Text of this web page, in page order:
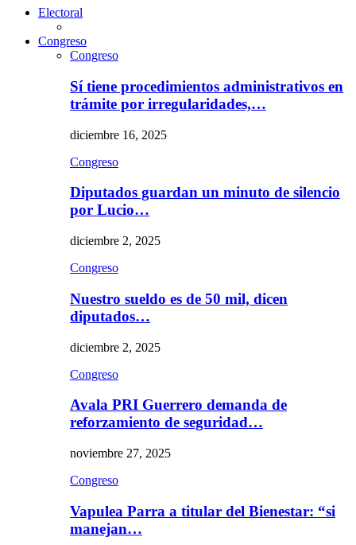
Electoral
Congreso
Congreso
Sí tiene procedimientos administrativos en
trámite por irregularidades,…
diciembre 16, 2025
Congreso
Diputados guardan un minuto de silencio
por Lucio…
diciembre 2, 2025
Congreso
Nuestro sueldo es de 50 mil, dicen
diputados…
diciembre 2, 2025
Congreso
Avala PRI Guerrero demanda de
reforzamiento de seguridad…
noviembre 27, 2025
Congreso
Vapulea Parra a titular del Bienestar: “si
manejan…